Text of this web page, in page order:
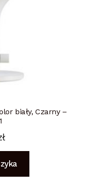
biały, Czarny –